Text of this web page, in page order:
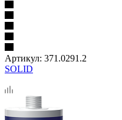
Артикул: 371.0291.2
SOLID